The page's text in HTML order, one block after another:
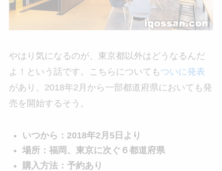
やはり気になるのが、東京都以外はどうなるんだ
よ！という話です。こちらについても ついに発表
があり、2018年2月から一部都道府県においても発
売を開始するそう。
いつから：2018年2月5日より
場所：福岡、東京に次ぐ６都道府県
購入方法：予約あり